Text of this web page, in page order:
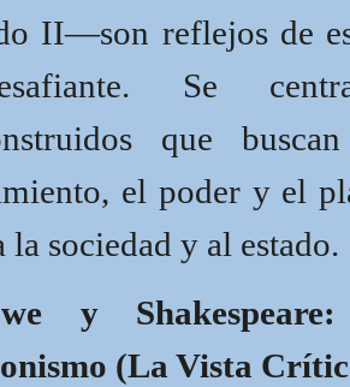
II—son reflejos de
Se
que
el poder y el
la sociedad y al estado.
y
(La Vista